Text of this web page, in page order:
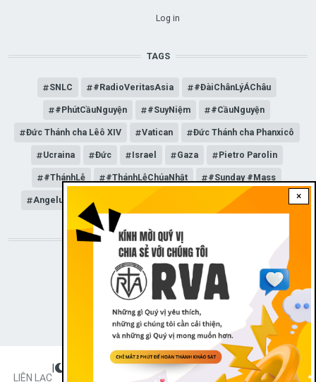
×
Log in
TAGS
SNLC #RadioVeritasAsia #ĐàiChânLýÁChâu
#PhútCầuNguyện #SuyNiệm #CầuNguyện
Đức Thánh cha Lêô XIV Vatican Đức Thánh cha Phanxicô
Ucraina Đức Israel Gaza Pietro Parolin
#ThánhLễ #ThánhLễChúaNhật #Sunday #Mass
Angelus Đức Giáo hoàng Lêô XIV General Audience
STAY CONNECTED WITH US!
FOOTER
LIÊN LẠC